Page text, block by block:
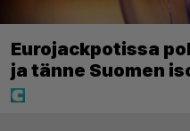
Eurojackpotissa
ja tänne Suomen